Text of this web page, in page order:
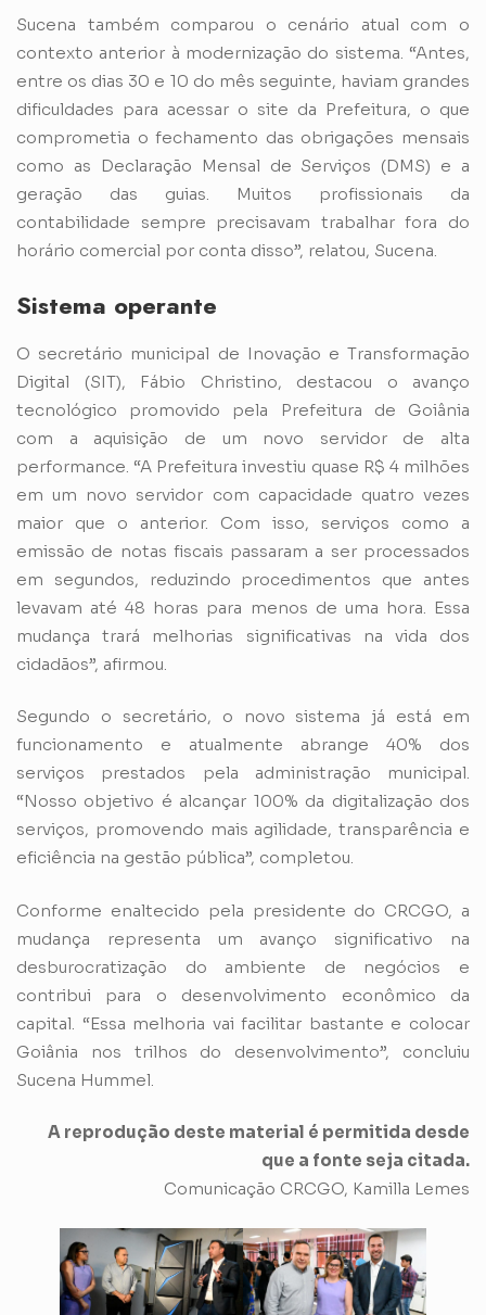
Sucena também comparou o cenário atual com o
contexto anterior à modernização do sistema. “Antes,
entre os dias 30 e 10 do mês seguinte, haviam grandes
dificuldades para acessar o site da Prefeitura, o que
comprometia o fechamento das obrigações mensais
como as Declaração Mensal de Serviços (DMS) e a
geração das guias. Muitos profissionais da
contabilidade sempre precisavam trabalhar fora do
horário comercial por conta disso”, relatou, Sucena.
Sistema operante
O secretário municipal de Inovação e Transformação
Digital (SIT), Fábio Christino, destacou o avanço
tecnológico promovido pela Prefeitura de Goiânia
com a aquisição de um novo servidor de alta
performance. “A Prefeitura investiu quase R$ 4 milhões
em um novo servidor com capacidade quatro vezes
maior que o anterior. Com isso, serviços como a
emissão de notas fiscais passaram a ser processados
em segundos, reduzindo procedimentos que antes
levavam até 48 horas para menos de uma hora. Essa
mudança trará melhorias significativas na vida dos
cidadãos”, afirmou.
Segundo o secretário, o novo sistema já está em
funcionamento e atualmente abrange 40% dos
serviços prestados pela administração municipal.
“Nosso objetivo é alcançar 100% da digitalização dos
serviços, promovendo mais agilidade, transparência e
eficiência na gestão pública”, completou.
Conforme enaltecido pela presidente do CRCGO, a
mudança representa um avanço significativo na
desburocratização do ambiente de negócios e
contribui para o desenvolvimento econômico da
capital. “Essa melhoria vai facilitar bastante e colocar
Goiânia nos trilhos do desenvolvimento”, concluiu
Sucena Hummel.
A reprodução deste material é permitida desde
que a fonte seja citada.
Comunicação CRCGO, Kamilla Lemes